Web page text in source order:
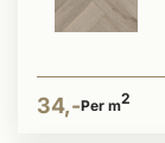
34,-Per m2